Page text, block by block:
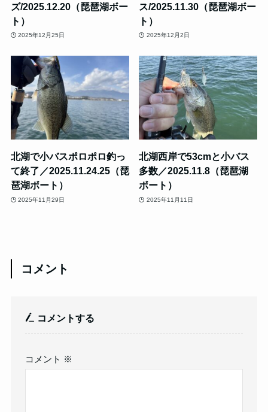
ズ/2025.12.20（琵琶湖ボー
ト）
2025年12月25日
ス/2025.11.30（琵琶湖ボー
ト）
2025年12月2日
北湖で小バスポロポロ釣っ
て終了／2025.11.24.25（琵
琶湖ボート）
2025年11月29日
北湖西岸で53cmと小バス
多数／2025.11.8（琵琶湖
ボート）
2025年11月11日
コメント
コメントする
コメント ※